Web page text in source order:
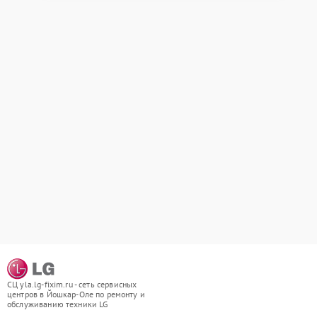
СЦ yla.lg-fixim.ru - сеть сервисных
центров в Йошкар-Оле по ремонту и
обслуживанию техники LG